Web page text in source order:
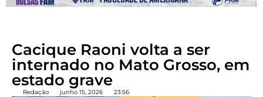
Cacique Raoni volta a ser
internado no Mato Grosso, em
estado grave
Redação junho 15, 2026 23:56